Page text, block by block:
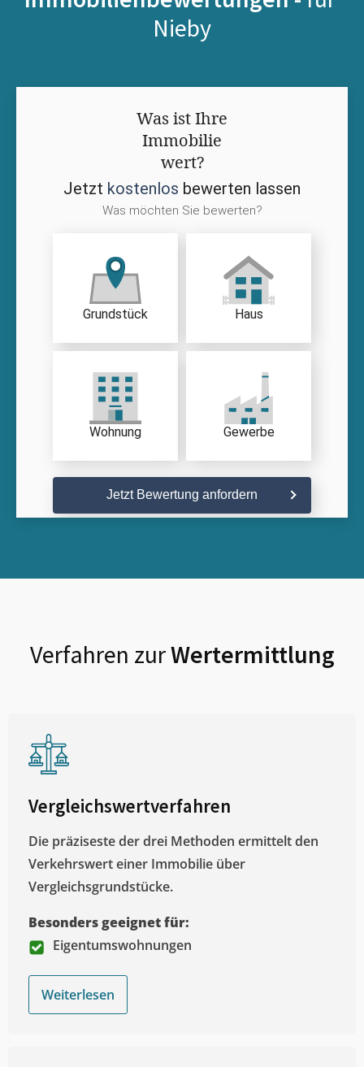
Nieby
Was ist Ihre
Immobilie
wert?
Jetzt kostenlos bewerten lassen
Was möchten Sie bewerten?
Grundstück Haus
Wohnung Gewerbe
Jetzt Bewertung anfordern
Verfahren zurWertermittlung
Vergleichswertverfahren
Die präziseste der drei Methoden ermittelt den
Verkehrswert einer Immobilie über
Vergleichsgrundstücke.
Besonders geeignet für:
Eigentumswohnungen
Weiterlesen